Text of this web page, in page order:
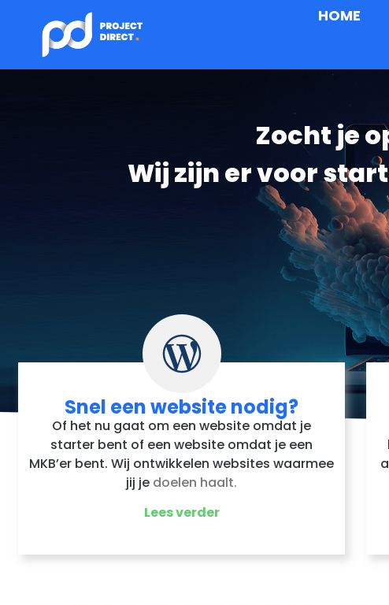
HOME
Zocht je
Wij zijn er voor
Snel een website nodig?
Of het nu gaat om een website omdat je
starter bent of een website omdat je een
MKB’er bent. Wij ontwikkelen websites waarmee
jij je doelen haalt.
Lees verder